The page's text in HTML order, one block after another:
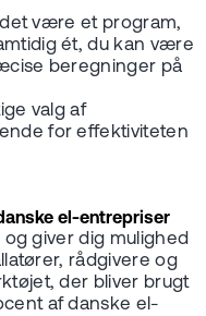
være et program,
ét, du kan være
beregninger på
valg af
for effektiviteten
el-entrepriser
giver dig mulighed
rådgivere og
der bliver brugt
af danske el-